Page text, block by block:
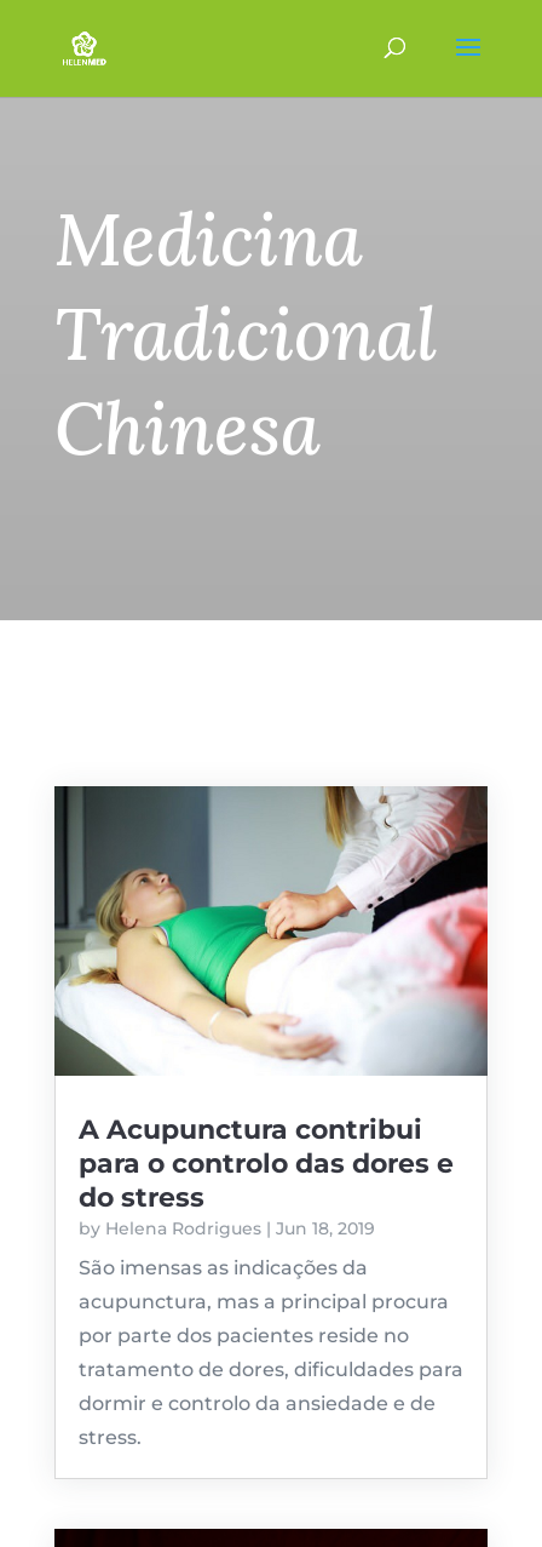
Medicina
Tradicional
Chinesa
A Acupunctura contribui
para o controlo das dores e
do stress
by Helena Rodrigues| Jun 18, 2019
São imensas as indicações da
acupunctura, mas a principal procura
por parte dos pacientes reside no
tratamento de dores, dificuldades para
dormir e controlo da ansiedade e de
stress.